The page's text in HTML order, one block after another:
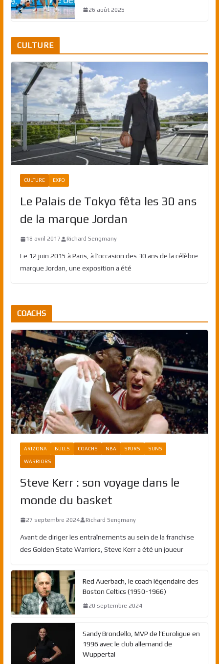
26 août 2025
CULTURE
CULTURE EXPO
Le Palais de Tokyo fêta les 30 ans
de la marque Jordan
18 avril 2017 Richard Sengmany
Le 12 juin 2015 à Paris, à l’occasion des 30 ans de la célèbre
marque Jordan, une exposition a été
COACHS
ARIZONA BULLS COACHS NBA SPURS SUNS
WARRIORS
Steve Kerr : son voyage dans le
monde du basket
27 septembre 2024 Richard Sengmany
Avant de diriger les entraînements au sein de la franchise
des Golden State Warriors, Steve Kerr a été un joueur
Red Auerbach, le coach légendaire des
Boston Celtics (1950-1966)
20 septembre 2024
Sandy Brondello, MVP de l’Euroligue en
1996 avec le club allemand de
Wuppertal